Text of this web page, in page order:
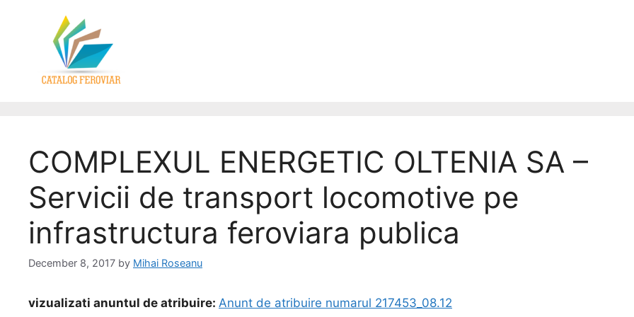
COMPLEXUL ENERGETIC OLTENIA SA –
Servicii de transport locomotive pe
infrastructura feroviara publica
December 8, 2017 by Mihai Roseanu
vizualizati anuntul de atribuire: Anunt de atribuire numarul 217453_08.12